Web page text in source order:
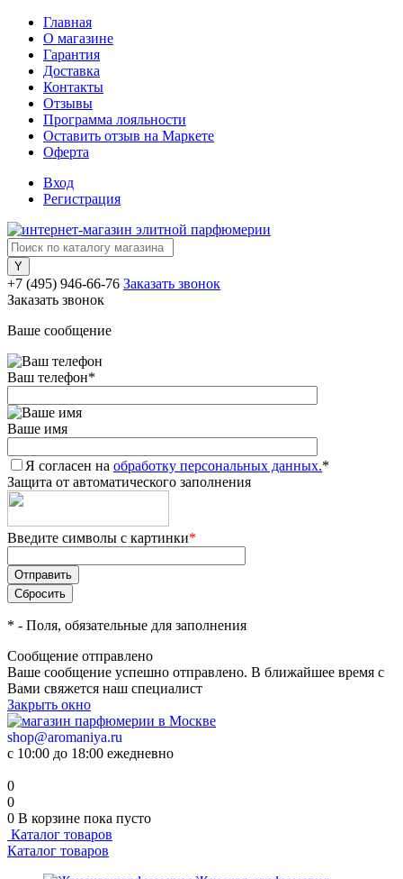
Главная
О магазине
Гарантия
Доставка
Контакты
Отзывы
Программа лояльности
Оставить отзыв на Маркете
Оферта
Вход
Регистрация
+7 (495) 946-66-76 Заказать звонок
Заказать звонок
Ваше сообщение
Ваш телефон*
Ваше имя
Я согласен на обработку персональных данных.*
Защита от автоматического заполнения
Введите символы с картинки*
* - Поля, обязательные для заполнения
Сообщение отправлено
Ваше сообщение успешно отправлено. В ближайшее время с
Вами свяжется наш специалист
Закрыть окно
shop@aromaniya.ru
с 10:00 до 18:00 ежедневно
0
0
0 В корзине пока пусто
Каталог товаров
Каталог товаров